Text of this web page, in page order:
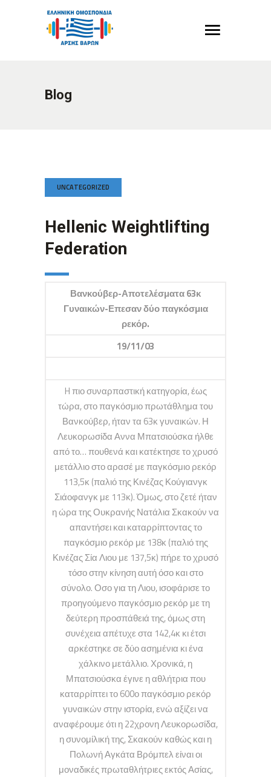
Blog
UNCATEGORIZED
Hellenic Weightlifting
Federation
Βανκούβερ-Αποτελέσματα 63κ
Γυναικών-Επεσαν δύο παγκόσμια
ρεκόρ.
19/11/03
H πιο συναρπαστική κατηγορία, έως
τώρα, στο παγκόσμιο πρωτάθλημα του
Βανκούβερ, ήταν τα 63κ γυναικών. Η
Λευκορωσίδα Αννα Μπατσιούσκα ήλθε
από το… πουθενά και κατέκτησε το χρυσό
μετάλλιο στο αρασέ με παγκόσμιο ρεκόρ
113,5κ (παλιό της Κινέζας Κούγιανγκ
Σιάοφανγκ με 113κ). Όμως, στο ζετέ ήταν
η ώρα της Ουκρανής Νατάλια Σκακούν να
απαντήσει και καταρρίπτοντας το
παγκόσμιο ρεκόρ με 138κ (παλιό της
Κινέζας Σία Λιου με 137,5κ) πήρε το χρυσό
τόσο στην κίνηση αυτή όσο και στο
σύνολο. Οσο για τη Λιου, ισοφάρισε το
προηγούμενο παγκόσμιο ρεκόρ με τη
δεύτερη προσπάθειά της, όμως στη
συνέχεια απέτυχε στα 142,4κ κι έτσι
αρκέστηκε σε δύο ασημένια κι ένα
χάλκινο μετάλλιο. Χρονικά, η
Μπατσιούσκα έγινε η αθλήτρια που
καταρρίπτει το 600ο παγκόσμιο ρεκόρ
γυναικών στην ιστορία, ενώ αξίζει να
αναφέρουμε ότι η 22χρονη Λευκορωσίδα,
η συνομίλική της, Σκακούν καθώς και η
Πολωνή Αγκάτα Βρόμπελ είναι οι
μοναδικές πρωταθλήτριες εκτός Ασίας,